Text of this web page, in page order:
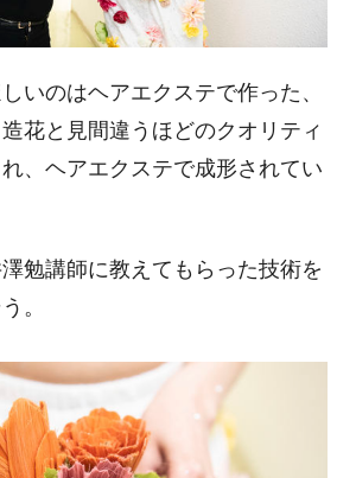
いのはヘアエクステで作った、
花と見間違うほどのクオリティ
、ヘアエクステで成形されてい
勉講師に教えてもらった技術を
。